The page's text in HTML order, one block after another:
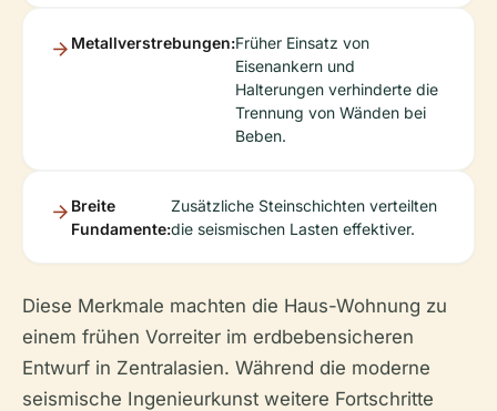
Metallverstrebungen:Früher Einsatz von
Eisenankern und
Halterungen verhinderte die
Trennung von Wänden bei
Beben.
Breite
Fundamente:
Zusätzliche Steinschichten verteilten
die seismischen Lasten effektiver.
Diese Merkmale machten die Haus-Wohnung zu
einem frühen Vorreiter im erdbebensicheren
Entwurf in Zentralasien. Während die moderne
seismische Ingenieurkunst weitere Fortschritte